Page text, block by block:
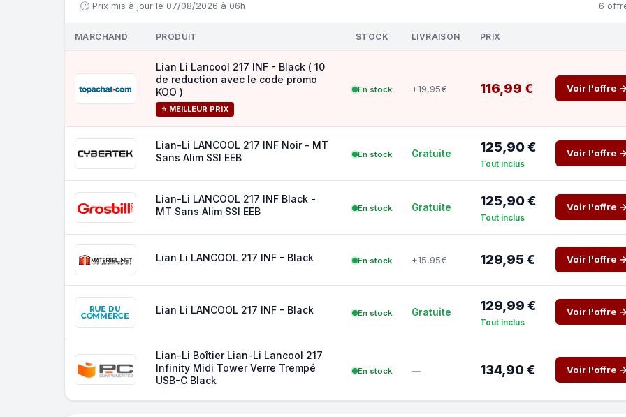
🕐 Prix mis à jour le 07/08/2026 à 06h 6
MARCHAND PRODUIT STOCK LIVRAISON PRIX
Lian Li Lancool 217 INF - Black ( 10
de reduction avec le code promo
KOO )
⭐ MEILLEUR PRIX
En stock +19,95€ 116,99 € Voir l'offre
Lian-Li LANCOOL 217 INF Noir - MT
Sans Alim SSI EEB
En stock Gratuite 125,90 €
Tout inclus
Voir l'offre
Lian-Li LANCOOL 217 INF Black -
MT Sans Alim SSI EEB
En stock Gratuite 125,90 €
Tout inclus
Voir l'offre
Lian Li LANCOOL 217 INF - Black En stock +15,95€ 129,95 € Voir l'offre
Lian Li LANCOOL 217 INF - Black En stock Gratuite 129,99 €
Tout inclus
Voir l'offre
Lian-Li Boîtier Lian-Li Lancool 217
Infinity Midi Tower Verre Trempé
USB-C Black
En stock — 134,90 € Voir l'offre